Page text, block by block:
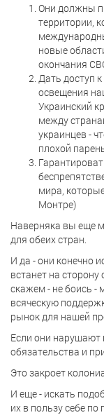
Они должны
территории,
новые
окончания
Дать доступ
освещения
Украинский
между
украинцев -
плохой
мира,
Монтре)
Наверняка вы еще
для обеих стран.
И да - они конечно
встанет на сторону
скажем - не боись
всяческую
рынок для нашей
Если они нарушают
обязательства и
Это закроет
И еще - искать
их в пользу себе